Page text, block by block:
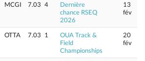
MCGI 7.03 4
Dernière
chance RSEQ
2026
13
fév
OTTA 7.03 1
OUA Track &
Field
Championships
20
fév